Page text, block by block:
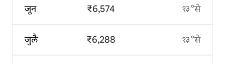
जून
जुलै
₹6,574
₹6,288
१३°से
१३°से